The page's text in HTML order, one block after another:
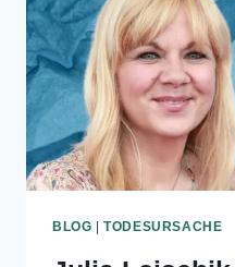
WEITERLESENHARRIET
HERBIG-
MATTEN
ELTERN
&